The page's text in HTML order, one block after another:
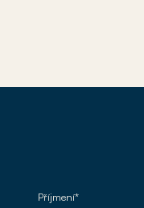
Příjmení*